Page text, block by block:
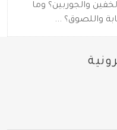
والجوربين؟ وما
واللصوق؟ ...